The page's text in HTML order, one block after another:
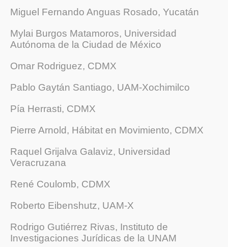
Miguel Fernando Anguas Rosado, Yucatán
Mylai Burgos Matamoros, Universidad
Autónoma de la Ciudad de México
Omar Rodriguez, CDMX
Pablo Gaytán Santiago, UAM-Xochimilco
Pía Herrasti, CDMX
Pierre Arnold, Hábitat en Movimiento, CDMX
Raquel Grijalva Galaviz, Universidad
Veracruzana
René Coulomb, CDMX
Roberto Eibenshutz, UAM-X
Rodrigo Gutiérrez Rivas, Instituto de
Investigaciones Jurídicas de la UNAM